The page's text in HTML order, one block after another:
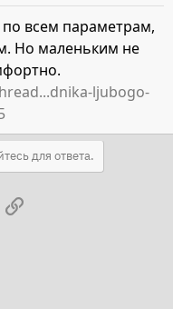
всем параметрам,
Но маленьким не
ljubogo-
для ответа.
почта
Ссылка